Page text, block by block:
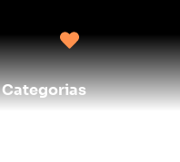
Categorias